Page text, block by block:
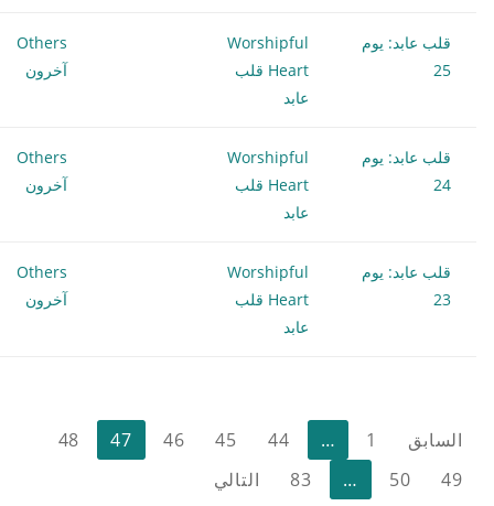
قلب عابد: يوم
25
Worshipful
Heart قلب
عابد
Others
آخرون
قلب عابد: يوم
24
Worshipful
Heart قلب
عابد
Others
آخرون
قلب عابد: يوم
23
Worshipful
Heart قلب
عابد
Others
آخرون
تعدد
صفحات
السابق 1
…
44
45
46
47
48
49
50
…
83 التالي